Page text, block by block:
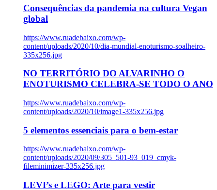
Consequências da pandemia na cultura Vegan
global
https://www.ruadebaixo.com/wp-
content/uploads/2020/10/dia-mundial-enoturismo-soalheiro-
335x256.jpg
NO TERRITÓRIO DO ALVARINHO O
ENOTURISMO CELEBRA-SE TODO O ANO
https://www.ruadebaixo.com/wp-
content/uploads/2020/10/image1-335x256.jpg
5 elementos essenciais para o bem-estar
https://www.ruadebaixo.com/wp-
content/uploads/2020/09/305_501-93_019_cmyk-
fileminimizer-335x256.jpg
LEVI’s e LEGO: Arte para vestir